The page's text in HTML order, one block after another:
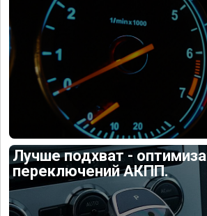
Лучше подхват -
переключений АКПП.